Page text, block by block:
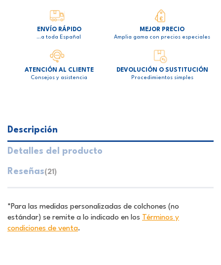
ENVÍO RÁPIDO
…a toda España!
MEJOR PRECIO
Amplia gama con precios especiales
ATENCIÓN AL CLIENTE
Consejos y asistencia
DEVOLUCIÓN O SUSTITUCIÓN
Procedimientos simples
Descripción
Detalles del producto
Reseñas(21)
*Para las medidas personalizadas de colchones (no
estándar) se remite a lo indicado en los Términos y
condiciones de venta.